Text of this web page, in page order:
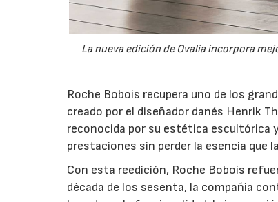
La nueva edición de Ovalia incorpora
Roche Bobois recupera uno de los
creado por el diseñador danés Henrik
reconocida por su estética escultórica
prestaciones sin perder la esencia
Con esta reedición, Roche Bobois
década de los sesenta, la compañía